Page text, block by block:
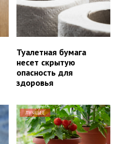
Туалетная бумага
несет скрытую
опасность для
здоровья
ЛУЧШЕЕ